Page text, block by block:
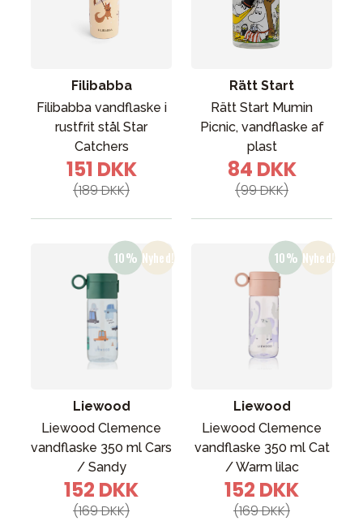
Filibabba
Filibabba vandflaske i
rustfrit stål Star
Catchers
151 DKK
(189 DKK)
Rätt Start
Rätt Start Mumin
Picnic, vandflaske af
plast
84 DKK
(99 DKK)
Liewood
Liewood Clemence
vandflaske 350 ml Cars
/ Sandy
152 DKK
(169 DKK)
Liewood
Liewood Clemence
vandflaske 350 ml Cat
/ Warm lilac
152 DKK
(169 DKK)